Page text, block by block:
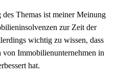
Themas ist meiner Meinung
zur Zeit der
wichtig zu wissen, dass
von Immobilienunternehmen in
hat.